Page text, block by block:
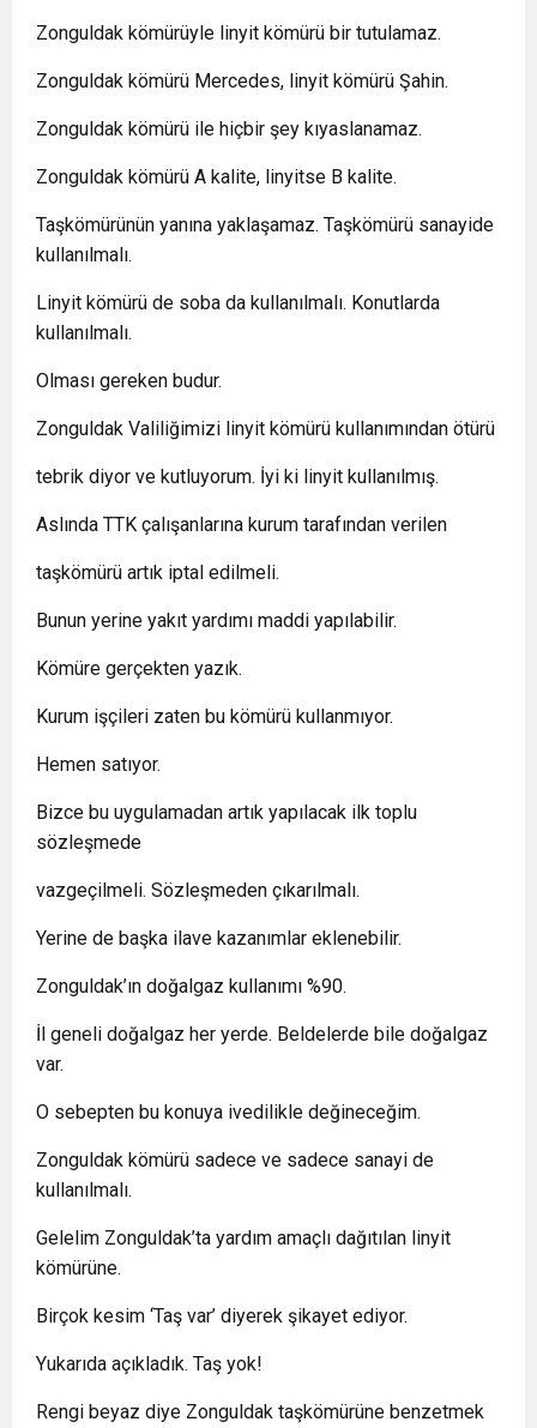
Zonguldak kömürüyle linyit kömürü bir tutulamaz.
Zonguldak kömürü Mercedes, linyit kömürü Şahin.
Zonguldak kömürü ile hiçbir şey kıyaslanamaz.
Zonguldak kömürü A kalite, linyitse B kalite.
Taşkömürünün yanına yaklaşamaz. Taşkömürü sanayide
kullanılmalı.
Linyit kömürü de soba da kullanılmalı. Konutlarda
kullanılmalı.
Olması gereken budur.
Zonguldak Valiliğimizi linyit kömürü kullanımından ötürü
tebrik diyor ve kutluyorum. İyi ki linyit kullanılmış.
Aslında TTK çalışanlarına kurum tarafından verilen
taşkömürü artık iptal edilmeli.
Bunun yerine yakıt yardımı maddi yapılabilir.
Kömüre gerçekten yazık.
Kurum işçileri zaten bu kömürü kullanmıyor.
Hemen satıyor.
Bizce bu uygulamadan artık yapılacak ilk toplu
sözleşmede
vazgeçilmeli. Sözleşmeden çıkarılmalı.
Yerine de başka ilave kazanımlar eklenebilir.
Zonguldak’ın doğalgaz kullanımı %90.
İl geneli doğalgaz her yerde. Beldelerde bile doğalgaz
var.
O sebepten bu konuya ivedilikle değineceğim.
Zonguldak kömürü sadece ve sadece sanayi de
kullanılmalı.
Gelelim Zonguldak’ta yardım amaçlı dağıtılan linyit
kömürüne.
Birçok kesim ‘Taş var’ diyerek şikayet ediyor.
Yukarıda açıkladık. Taş yok!
Rengi beyaz diye Zonguldak taşkömürüne benzetmek